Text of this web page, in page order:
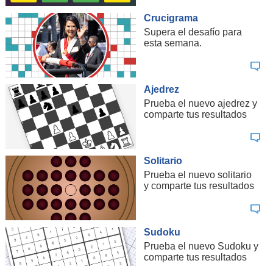
Crucigrama
Supera el desafío para
esta semana.
Ajedrez
Prueba el nuevo ajedrez y
comparte tus resultados
Solitario
Prueba el nuevo solitario
y comparte tus resultados
Sudoku
Prueba el nuevo Sudoku y
comparte tus resultados